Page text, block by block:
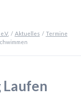
Aktuelles
Termine